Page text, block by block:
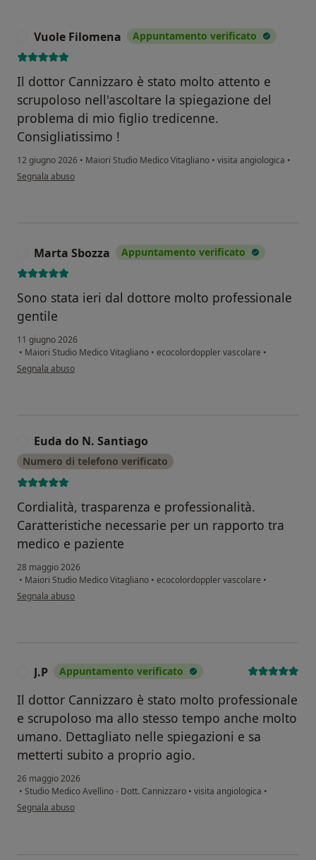
Vuole Filomena Appuntamento verificato
Il dottor Cannizzaro è stato molto attento e
scrupoloso nell'ascoltare la spiegazione del
problema di mio figlio tredicenne.
Consigliatissimo !
12 giugno 2026 • Maiori Studio Medico Vitagliano • visita angiologica •
secondo l'opinione dell'utente Vuole Filomena
Segnala abuso
Marta Sbozza Appuntamento verificato
Sono stata ieri dal dottore molto professionale
gentile
11 giugno 2026
• Maiori Studio Medico Vitagliano • ecocolordoppler vascolare •
secondo l'opinione dell'utente Marta Sbozza
Segnala abuso
Euda do N. Santiago
Numero di telefono verificato
Cordialità, trasparenza e professionalità.
Caratteristiche necessarie per un rapporto tra
medico e paziente
28 maggio 2026
• Maiori Studio Medico Vitagliano • ecocolordoppler vascolare •
secondo l'opinione dell'utente Euda do N. Santiago
Segnala abuso
J.P Appuntamento verificato
Il dottor Cannizzaro è stato molto professionale
e scrupoloso ma allo stesso tempo anche molto
umano. Dettagliato nelle spiegazioni e sa
metterti subito a proprio agio.
26 maggio 2026
• Studio Medico Avellino - Dott. Cannizzaro • visita angiologica •
secondo l'opinione dell'utente J.P
Segnala abuso